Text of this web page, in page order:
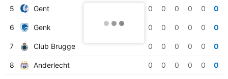
5 Gent 0 0 0 0 0 0
6 Genk 0 0 0 0 0 0
7 Club Brugge 0 0 0 0 0 0
8 Anderlecht 0 0 0 0 0 0